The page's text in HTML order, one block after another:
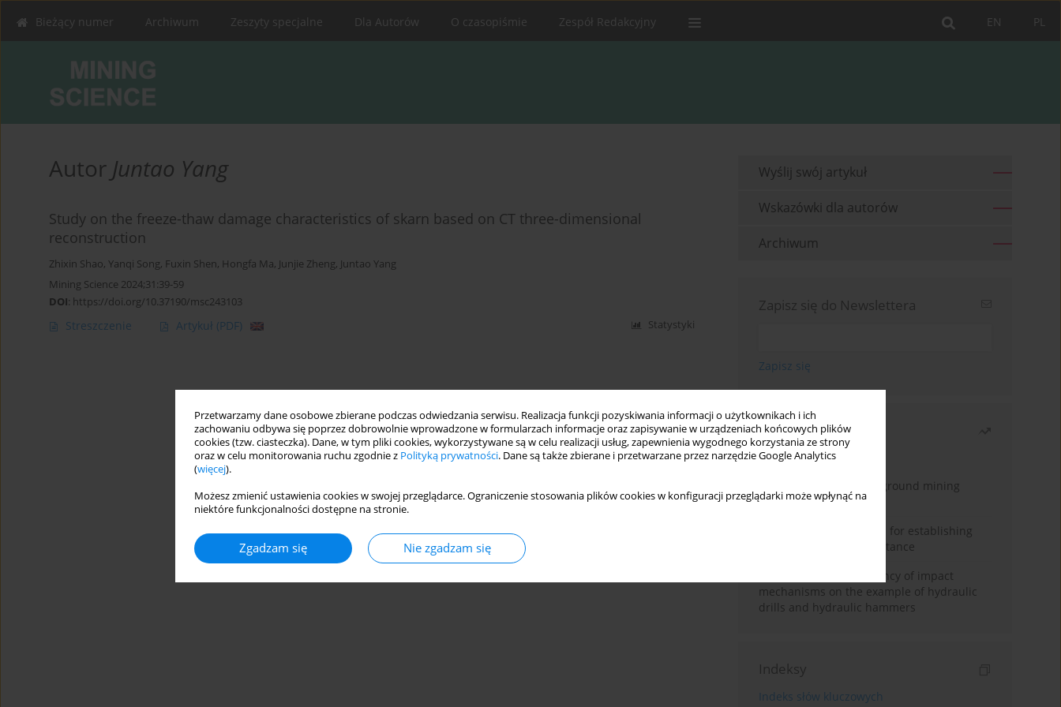
Przetwarzamy dane osobowe zbierane podczas odwiedzania serwisu. Realizacja funkcji pozyskiwania informacji o użytkownikach i ich
zachowaniu odbywa się poprzez dobrowolnie wprowadzone w formularzach informacje oraz zapisywanie w urządzeniach końcowych plików
cookies (tzw. ciasteczka). Dane, w tym pliki cookies, wykorzystywane są w celu realizacji usług, zapewnienia wygodnego korzystania ze strony
oraz w celu monitorowania ruchu zgodnie z Polityką prywatności. Dane są także zbierane i przetwarzane przez narzędzie Google Analytics
(więcej).
Możesz zmienić ustawienia cookies w swojej przeglądarce. Ograniczenie stosowania plików cookies w konfiguracji przeglądarki może wpłynąć na
niektóre funkcjonalności dostępne na stronie.
Zgadzam się Nie zgadzam się
PL
EN
Bieżący numer Archiwum Zeszyty specjalne Dla Autorów O czasopiśmie Zespół Redakcyjny
Autor Juntao Yang
Study on the freeze-thaw damage characteristics of skarn based on CT three-dimensional
reconstruction
Zhixin Shao, Yanqi Song, Fuxin Shen, Hongfa Ma, Junjie Zheng, Juntao Yang
Mining Science 2024;31:39-59
DOI: https://doi.org/10.37190/msc243103
Streszczenie Artykuł (PDF) Statystyki
Wyślij swój artykuł
Wskazówki dla autorów
Archiwum
Zapisz się do Newslettera
Najczęściej czytane
Miesiąc
Rok
Methodology for underground mining
method selection
New theoretical method for establishing
indentation rolling resistance
Evaluation of the efficiency of impact
mechanisms on the example of hydraulic
drills and hydraulic hammers
Indeksy
Indeks słów kluczowych